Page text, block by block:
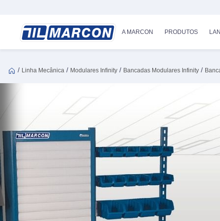
A MARCON PRODUTOS
/ Linha Mecânica / Modulares Infinity / Bancadas Modulares Infinity /